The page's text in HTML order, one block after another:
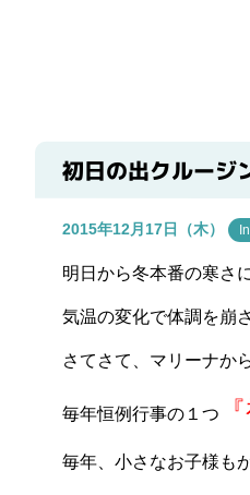
初日の出クルージ
2015年12月17日（木）
明日から冬本番の寒さ
気温の変化で体調を崩
さてさて、マリーナか
毎年恒例行事の１つ
毎年、小さなお子様も